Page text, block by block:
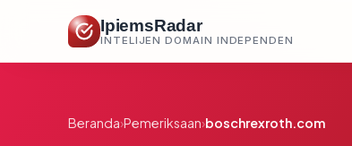
IpiemsRadar
INTELIJEN DOMAIN INDEPENDEN
Beranda›Pemeriksaan›boschrexroth.com